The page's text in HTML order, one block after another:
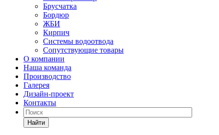
Брусчатка
Бордюр
ЖБИ
Кирпич
Системы водоотвода
Сопутствующие товары
О компании
Наша команда
Производство
Галерея
Дизайн-проект
Контакты
Найти